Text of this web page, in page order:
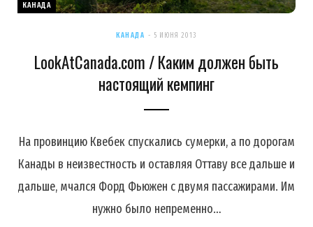
КАНАДА
КАНАДА 5 ИЮНЯ 2013
LookAtCanada.com / Каким должен быть
настоящий кемпинг
На провинцию Квебек спускались сумерки, а по дорогам
Канады в неизвестность и оставляя Оттаву все дальше и
дальше, мчался Форд Фьюжен с двумя пассажирами. Им
нужно было непременно…